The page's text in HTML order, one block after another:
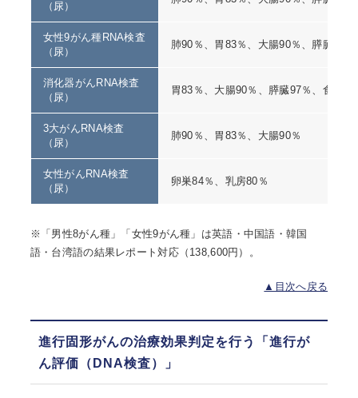
（尿）
女性9がん種RNA検査
（尿）
肺90％、胃83％、大腸90％、膵臓97
消化器がんRNA検査
（尿）
胃83％、大腸90％、膵臓97％、食道90
3大がんRNA検査
（尿）
肺90％、胃83％、大腸90％
女性がんRNA検査
（尿）
卵巣84％、乳房80％
※「男性8がん種」「女性9がん種」は英語・中国語・韓国
語・台湾語の結果レポート対応（138,600円）。
▲目次へ戻る
進行固形がんの治療効果判定を行う「進行が
ん評価（DNA検査）」